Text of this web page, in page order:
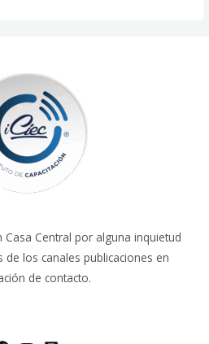
Casa Central por alguna inquietud
los canales publicaciones en
de contacto.